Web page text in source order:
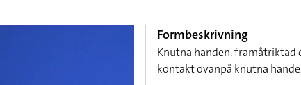
Formbeskrivning
Knutna handen, framåtriktad
kontakt ovanpå knutna